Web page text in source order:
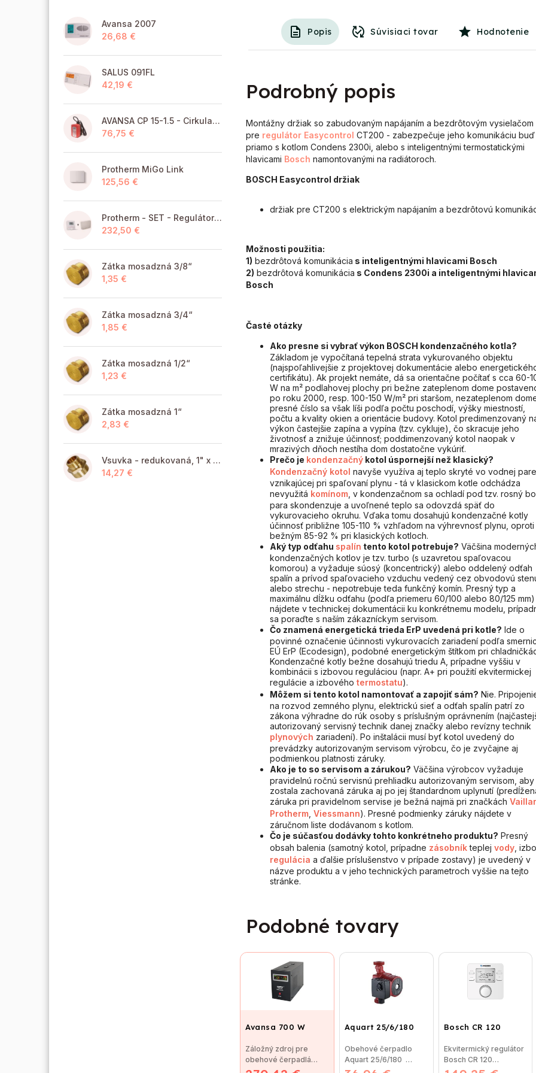
Avansa 2007
26,68 €
SALUS 091FL
42,19 €
AVANSA CP 15-1.5 - Cirkulačné čerpadlo TÚV pre pitnú vodu
76,75 €
Protherm MiGo Link
125,56 €
Protherm - SET - Regulátor MiGo Select + brána MiGo Link
232,50 €
Zátka mosadzná 3/8“
1,35 €
Zátka mosadzná 3/4“
1,85 €
Zátka mosadzná 1/2“
1,23 €
Zátka mosadzná 1“
2,83 €
Vsuvka - redukovaná, 1" x 6/4" MM
14,27 €
Popis Súvisiaci tovar Hodnotenie
Podrobný popis
Montážny držiak so zabudovaným napájaním a bezdrôtovým vysielačom
pre regulátor Easycontrol CT200 - zabezpečuje jeho komunikáciu buď
priamo s kotlom Condens 2300i, alebo s inteligentnými termostatickými
hlavicami Bosch namontovanými na radiátoroch.
BOSCH Easycontrol držiak
držiak pre CT200 s elektrickým napájaním a bezdrôtovú
Možnosti použitia:
1) bezdrôtová komunikácia s inteligentnými hlavicami Bosch
2) bezdrôtová komunikácia s Condens 2300i a inteligentnými
Bosch
Časté otázky
Ako presne si vybrať výkon BOSCH kondenzačného kotla?
Základom je vypočítaná tepelná strata vykurovaného objektu
(najspoľahlivejšie z projektovej dokumentácie alebo
certifikátu). Ak projekt nemáte, dá sa orientačne počítať s cca 60-
W na m² podlahovej plochy pri bežne zateplenom dome
po roku 2000, resp. 100-150 W/m² pri staršom, nezateplenom
presné číslo sa však líši podľa počtu poschodí, výšky miestností,
počtu a kvality okien a orientácie budovy. Kotol predimenzovaný
výkon častejšie zapína a vypína (tzv. cykluje), čo skracuje jeho
životnosť a znižuje účinnosť; poddimenzovaný kotol naopak v
mrazivých dňoch nestíha dom dostatočne vykúriť.
Prečo je kondenzačný kotol úspornejší než klasický?
Kondenzačný kotol navyše využíva aj teplo skryté vo vodnej pare
vznikajúcej pri spaľovaní plynu - tá v klasickom kotle odchádza
nevyužitá komínom , v kondenzačnom sa ochladí pod tzv. rosný
para skondenzuje a uvoľnené teplo sa odovzdá späť do
vykurovacieho okruhu. Vďaka tomu dosahujú kondenzačné kotly
účinnosť približne 105-110 % vzhľadom na výhrevnosť plynu, oproti
bežným 85-92 % pri klasických kotloch.
Aký typ odťahu spalín tento kotol potrebuje? Väčšina
kondenzačných kotlov je tzv. turbo (s uzavretou spaľovacou
komorou) a vyžaduje súosý (koncentrický) alebo oddelený odťah
spalín a prívod spaľovacieho vzduchu vedený cez obvodovú
alebo strechu - nepotrebuje teda funkčný komín. Presný typ a
maximálnu dĺžku odťahu (podľa priemeru 60/100 alebo 80/125 mm)
nájdete v technickej dokumentácii ku konkrétnemu modelu,
sa poraďte s naším zákazníckym servisom.
Čo znamená energetická trieda ErP uvedená pri kotle? Ide o
povinné označenie účinnosti vykurovacích zariadení podľa
EÚ ErP (Ecodesign), podobné energetickým štítkom pri
Kondenzačné kotly bežne dosahujú triedu A, prípadne vyššiu v
kombinácii s izbovou reguláciou (napr. A+ pri použití ekvitermickej
regulácie a izbového termostatu).
Môžem si tento kotol namontovať a zapojiť sám? Nie.
na rozvod zemného plynu, elektrickú sieť a odťah spalín patrí zo
zákona výhradne do rúk osoby s príslušným oprávnením
autorizovaný servisný technik danej značky alebo revízny technik
plynových zariadení). Po inštalácii musí byť kotol uvedený do
prevádzky autorizovaným servisom výrobcu, čo je zvyčajne aj
podmienkou platnosti záruky.
Ako je to so servisom a zárukou? Väčšina výrobcov vyžaduje
pravidelnú ročnú servisnú prehliadku autorizovaným servisom, aby
zostala zachovaná záruka aj po jej štandardnom uplynutí
záruka pri pravidelnom servise je bežná najmä pri značkách
Protherm Viessmann). Presné podmienky záruky nájdete v
záručnom liste dodávanom s kotlom.
Čo je súčasťou dodávky tohto konkrétneho produktu? Presný
obsah balenia (samotný kotol, prípadne zásobníkteplej vody ,
regulácia a ďalšie príslušenstvo v prípade zostavy) je uvedený v
názve produktu a v jeho technických parametroch vyššie na tejto
stránke.
Podobné tovary
Avansa 700 W
Záložný zdroj pre
obehové čerpadlá
Avansa 700 W
Aquart 25/6/180
Obehové čerpadlo
Aquart 25/6/180
Obehové čerpadlo
Bosch CR 120
Ekvitermický regulátor
Bosch CR 120
(Regulátor CR 120 je